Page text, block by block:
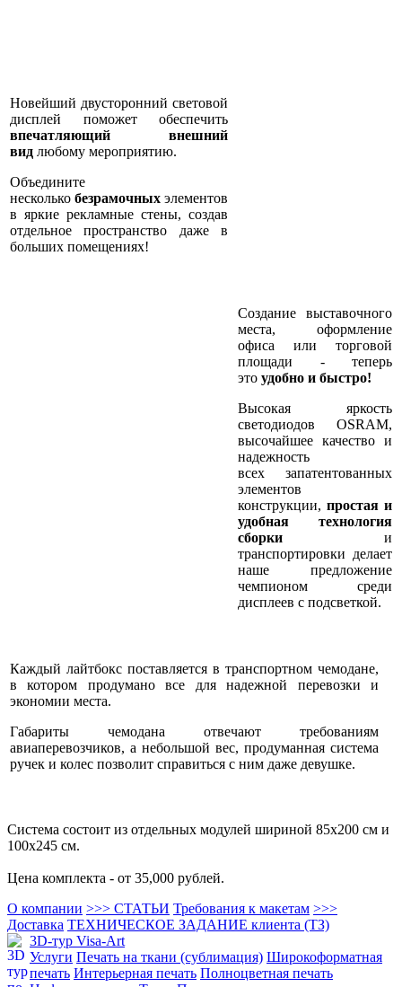
Новейший двусторонний световой
дисплей поможет обеспечить
впечатляющий внешний
вид любому мероприятию.
Объедините
несколько безрамочных элементов
в яркие рекламные стены, создав
отдельное пространство даже в
больших помещениях!
Создание выставочного
места, оформление
офиса или торговой
площади - теперь
это удобно и быстро!
Высокая яркость
светодиодов OSRAM,
высочайшее качество и
надежность
всех запатентованных
элементов
конструкции, простая и
удобная технология
сборки и
транспортировки делает
наше предложение
чемпионом среди
дисплеев с подсветкой.
Каждый лайтбокс поставляется в транспортном чемодане,
в котором продумано все для надежной перевозки и
экономии места.
Габариты чемодана отвечают требованиям
авиаперевозчиков, а небольшой вес, продуманная система
ручек и колес позволит справиться с ним даже девушке.
Система состоит из отдельных модулей шириной 85х200 см и
100х245 см.
Цена комплекта - от 35,000 рублей.
О компании >>> СТАТЬИ Требования к макетам >>>
Доставка ТЕХНИЧЕСКОЕ ЗАДАНИЕ клиента (ТЗ)
3D-тур Visa-Art
Услуги Печать на ткани (сублимация) Широкоформатная
печать Интерьерная печать Полноцветная печать